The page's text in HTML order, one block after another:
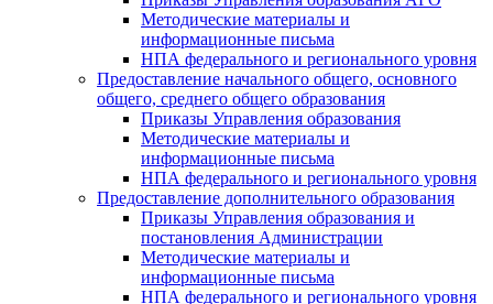
Методические материалы и
информационные письма
НПА федерального и регионального уровня
Предоставление начального общего, основного
общего, среднего общего образования
Приказы Управления образования
Методические материалы и
информационные письма
НПА федерального и регионального уровня
Предоставление дополнительного образования
Приказы Управления образования и
постановления Администрации
Методические материалы и
информационные письма
НПА федерального и регионального уровня